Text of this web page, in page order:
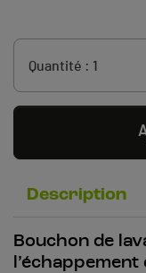
Description
Bouchon de